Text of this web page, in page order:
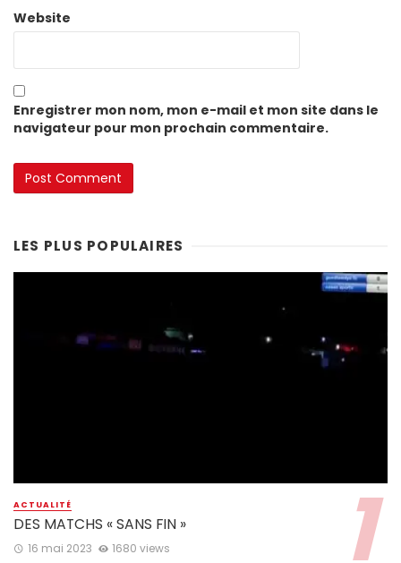
Website
Enregistrer mon nom, mon e-mail et mon site dans le
navigateur pour mon prochain commentaire.
LES PLUS POPULAIRES
ACTUALITÉ
DES MATCHS « SANS FIN »
16 mai 2023 1680 views